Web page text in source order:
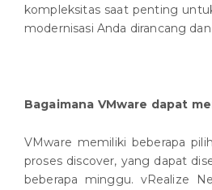
kompleksitas saat penting
modernisasi Anda dirancang
Bagaimana VMware dapat
VMware memiliki beberapa
proses discover, yang dapat
beberapa minggu. vRealize